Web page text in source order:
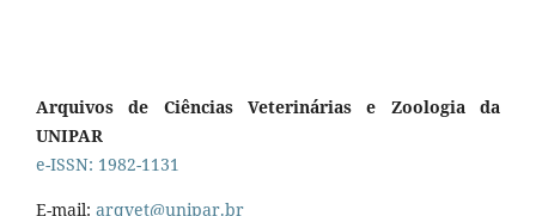
Arquivos de Ciências Veterinárias e Zoologia da
UNIPAR
e-ISSN: 1982-1131
E-mail: arqvet@unipar.br